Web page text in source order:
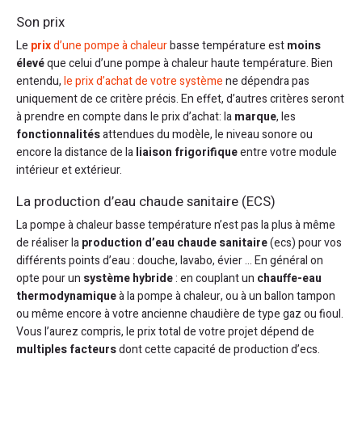
Son prix
Le prixd’une pompe à chaleurbasse température estmoins
élevéque celui d’une pompe à chaleur haute température. Bien
entendu,le prix d’achat de votre systèmene dépendra pas
uniquement de ce critère précis. En effet, d’autres critères seront
à prendre en compte dans le prix d’achat: lamarque, les
fonctionnalitésattendues du modèle, le niveau sonore ou
encore la distance de laliaison frigorifiqueentre votre module
intérieur et extérieur.
La production d’eau chaude sanitaire (ECS)
La pompe à chaleur basse température n’est pas la plus à même
de réaliser laproduction d’eau chaude sanitaire(ecs) pour vos
différents points d’eau : douche, lavabo, évier … En général on
opte pour un système hybride: en couplant un chauffe-eau
thermodynamiqueà la pompe à chaleur, ou à un ballon tampon
ou même encore à votre ancienne chaudière de type gaz ou fioul.
Vous l’aurez compris, le prix total de votre projet dépend de
multiples facteursdont cette capacité de production d’ecs.